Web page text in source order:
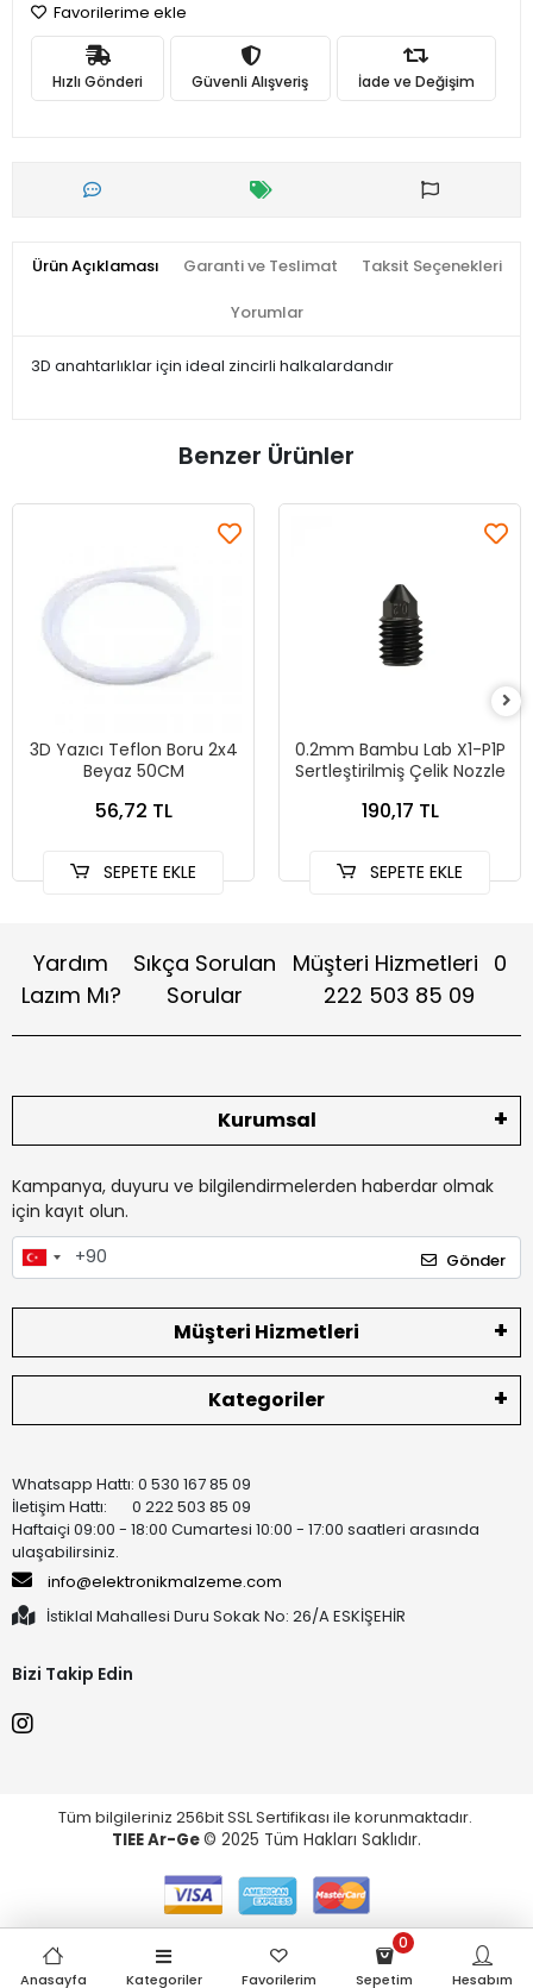
Favorilerime ekle
Hızlı Gönderi Güvenli Alışveriş İade ve Değişim
Ürün Açıklaması Garanti ve Teslimat Taksit Seçenekleri
Yorumlar
3D anahtarlıklar için ideal zincirli halkalardandır
Benzer Ürünler
3D Yazıcı Teflon Boru 2x4
Beyaz 50CM
56,72 TL
SEPETE EKLE
0.2mm Bambu Lab X1-P1P
Sertleştirilmiş Çelik Nozzle
190,17 TL
SEPETE EKLE
Yardım
Lazım Mı?
Sıkça Sorulan
Sorular
Müşteri Hizmetleri 0
222 503 85 09
Kurumsal
Kampanya, duyuru ve bilgilendirmelerden haberdar olmak
için kayıt olun.
Gönder
Müşteri Hizmetleri
Kategoriler
Whatsapp Hattı: 0 530 167 85 09
İletişim Hattı: 0 222 503 85 09
Haftaiçi 09:00 - 18:00 Cumartesi 10:00 - 17:00 saatleri arasında
ulaşabilirsiniz.
info@elektronikmalzeme.com
İstiklal Mahallesi Duru Sokak No: 26/A ESKİŞEHİR
Bizi Takip Edin
Tüm bilgileriniz 256bit SSL Sertifikası ile korunmaktadır.
TIEE Ar-Ge© 2025 Tüm Hakları Saklıdır.
Anasayfa Kategoriler Favorilerim Sepetim
0
Hesabım